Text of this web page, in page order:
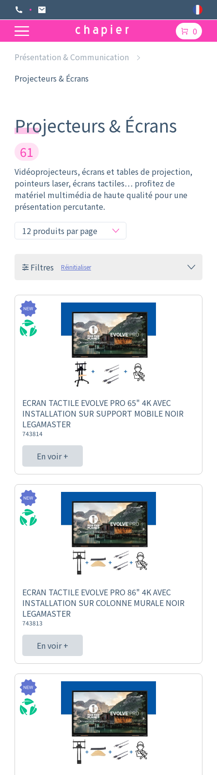
0
Présentation & Communication
Projecteurs & Écrans
Projecteurs & Écrans
61
Vidéoprojecteurs, écrans et tables de projection,
pointeurs laser, écrans tactiles… profitez de
matériel multimédia de haute qualité pour une
présentation percutante.
Filtres Réinitialiser
ECRAN TACTILE EVOLVE PRO 65" 4K AVEC
INSTALLATION SUR SUPPORT MOBILE NOIR
LEGAMASTER
743814
En voir +
ECRAN TACTILE EVOLVE PRO 86" 4K AVEC
INSTALLATION SUR COLONNE MURALE NOIR
LEGAMASTER
743813
En voir +